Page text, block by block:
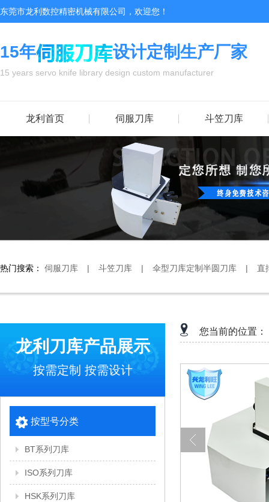
东莞市龙利数控精密机械有限公司，欢迎您！
15年 设计定制生产厂家
15 years servo knife library design custom manufacturer
龙利首页 伺服刀库 斗笠刀库
热门搜索： 伺服刀库 | 斗笠刀库 | 伞型刀库定制半圆刀库 | 直
龙利刀库产品展示
按需定制 按需设计
按型号分类
BT系列刀库
ISO系列刀库
HSK系列刀库
您当前的位置：